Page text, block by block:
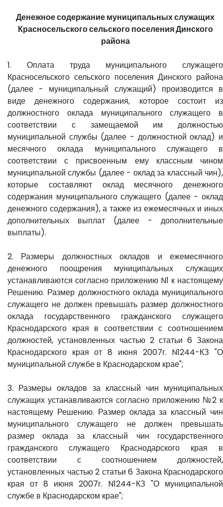
Денежное содержание муниципальных служащих
Красносельского сельского поселения Динского
района
1. Оплата труда муниципального служащего
Красносельского сельского поселения Динского района
(далее - муниципальный служащий) производится в
виде денежного содержания, которое состоит из
должностного оклада муниципального служащего в
соответствии с замещаемой им должностью
муниципальной службы (далее - должностной оклад) и
месячного оклада муниципального служащего в
соответствии с присвоенным ему классным чином
муниципальной службы (далее - оклад за классный чин),
которые составляют оклад месячного денежного
содержания муниципального служащего (далее - оклад
денежного содержания), а также из ежемесячных и иных
дополнительных выплат (далее - дополнительные
выплаты).
2. Размеры должностных окладов и ежемесячного
денежного поощрения муниципальных служащих
устанавливаются согласно приложению N1 к настоящему
Решению. Размер должностного оклада муниципального
служащего не должен превышать размер должностного
оклада государственного гражданского служащего
Краснодарского края в соответствии с соотношением
должностей, установленных частью 2 статьи 6 Закона
Краснодарского края от 8 июня 2007г. N1244-КЗ "О
муниципальной службе в Краснодарском крае";
3. Размеры окладов за классный чин муниципальных
служащих устанавливаются согласно приложению №2 к
настоящему Решению. Размер оклада за классный чин
муниципального служащего не должен превышать
размер оклада за классный чин государственного
гражданского служащего Краснодарского края в
соответствии с соотношением должностей,
установленных частью 2 статьи 6 Закона Краснодарского
края от 8 июня 2007г. N1244-КЗ "О муниципальной
службе в Краснодарском крае";